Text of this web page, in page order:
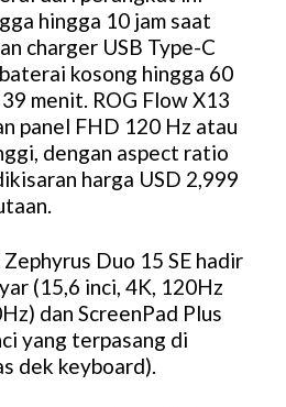
hingga 10 jam saat
charger USB Type-C
kosong hingga 60
menit. ROG Flow X13
panel FHD 120 Hz atau
dengan aspect ratio
harga USD 2,999
Duo 15 SE hadir
(15,6 inci, 4K, 120Hz
dan ScreenPad Plus
yang terpasang di
dek keyboard).